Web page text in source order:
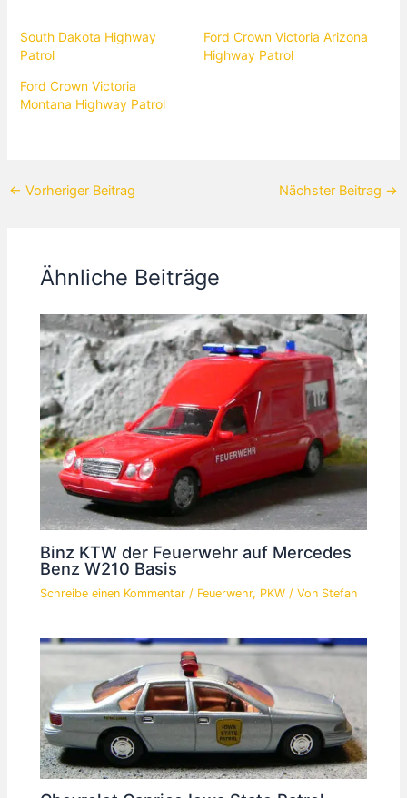
South Dakota Highway
Patrol
Ford Crown Victoria Arizona
Highway Patrol
Ford Crown Victoria
Montana Highway Patrol
← Vorheriger Beitrag Nächster Beitrag →
Ähnliche Beiträge
Binz KTW der Feuerwehr auf Mercedes
Benz W210 Basis
Schreibe einen Kommentar / Feuerwehr, PKW / Von Stefan